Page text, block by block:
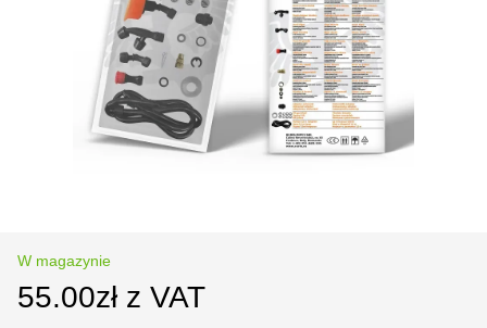
W magazynie
55.00zł z VAT